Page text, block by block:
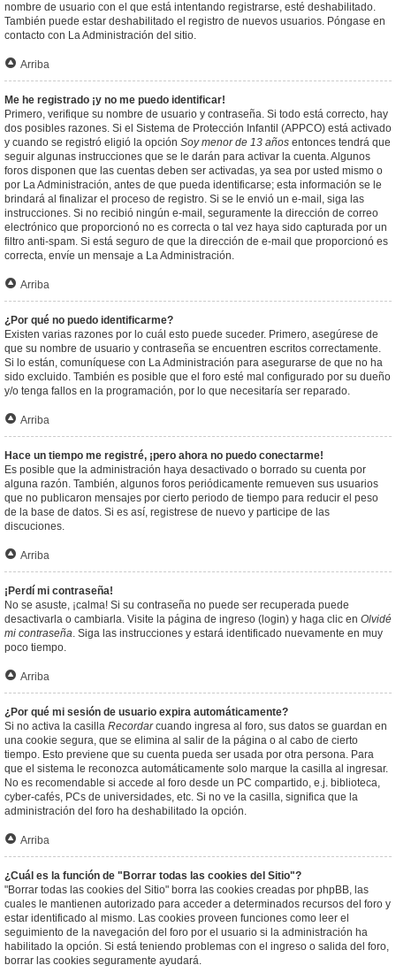
nombre de usuario con el que está intentando registrarse, esté deshabilitado.
También puede estar deshabilitado el registro de nuevos usuarios. Póngase en
contacto con La Administración del sitio.
Arriba
Me he registrado ¡y no me puedo identificar!
Primero, verifique su nombre de usuario y contraseña. Si todo está correcto, hay
dos posibles razones. Si el Sistema de Protección Infantil (APPCO) está activado
y cuando se registró eligió la opción Soy menor de 13 años entonces tendrá que
seguir algunas instrucciones que se le darán para activar la cuenta. Algunos
foros disponen que las cuentas deben ser activadas, ya sea por usted mismo o
por La Administración, antes de que pueda identificarse; esta información se le
brindará al finalizar el proceso de registro. Si se le envió un e-mail, siga las
instrucciones. Si no recibió ningún e-mail, seguramente la dirección de correo
electrónico que proporcionó no es correcta o tal vez haya sido capturada por un
filtro anti-spam. Si está seguro de que la dirección de e-mail que proporcionó es
correcta, envíe un mensaje a La Administración.
Arriba
¿Por qué no puedo identificarme?
Existen varias razones por lo cuál esto puede suceder. Primero, asegúrese de
que su nombre de usuario y contraseña se encuentren escritos correctamente.
Si lo están, comuníquese con La Administración para asegurarse de que no ha
sido excluido. También es posible que el foro esté mal configurado por su dueño
y/o tenga fallos en la programación, por lo que necesitaría ser reparado.
Arriba
Hace un tiempo me registré, ¡pero ahora no puedo conectarme!
Es posible que la administración haya desactivado o borrado su cuenta por
alguna razón. También, algunos foros periódicamente remueven sus usuarios
que no publicaron mensajes por cierto periodo de tiempo para reducir el peso
de la base de datos. Si es así, registrese de nuevo y participe de las
discuciones.
Arriba
¡Perdí mi contraseña!
No se asuste, ¡calma! Si su contraseña no puede ser recuperada puede
desactivarla o cambiarla. Visite la página de ingreso (login) y haga clic en Olvidé
mi contraseña. Siga las instrucciones y estará identificado nuevamente en muy
poco tiempo.
Arriba
¿Por qué mi sesión de usuario expira automáticamente?
Si no activa la casilla Recordarcuando ingresa al foro, sus datos se guardan en
una cookie segura, que se elimina al salir de la página o al cabo de cierto
tiempo. Esto previene que su cuenta pueda ser usada por otra persona. Para
que el sistema le reconozca automáticamente solo marque la casilla al ingresar.
No es recomendable si accede al foro desde un PC compartido, e.j. biblioteca,
cyber-cafés, PCs de universidades, etc. Si no ve la casilla, significa que la
administración del foro ha deshabilitado la opción.
Arriba
¿Cuál es la función de "Borrar todas las cookies del Sitio"?
"Borrar todas las cookies del Sitio" borra las cookies creadas por phpBB, las
cuales le mantienen autorizado para acceder a determinados recursos del foro y
estar identificado al mismo. Las cookies proveen funciones como leer el
seguimiento de la navegación del foro por el usuario si la administración ha
habilitado la opción. Si está teniendo problemas con el ingreso o salida del foro,
borrar las cookies seguramente ayudará.